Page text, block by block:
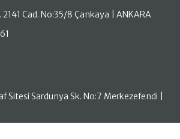
Cad. No:35/8 Çankaya | ANKARA
Sitesi Sardunya Sk. No:7 Merkezefendi |